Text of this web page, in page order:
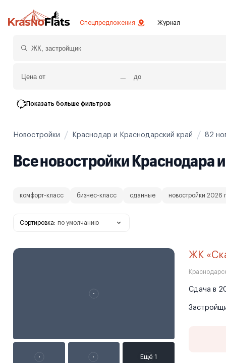
Спецпредложения Журнал
Показать больше фильтров
Новостройки Краснодар и Краснодарский край 82
Все новостройки Краснодара
комфорт-класс бизнес-класс сданные новостройки 2026
Сортировка: по умолчанию
ЖК
Сдача в